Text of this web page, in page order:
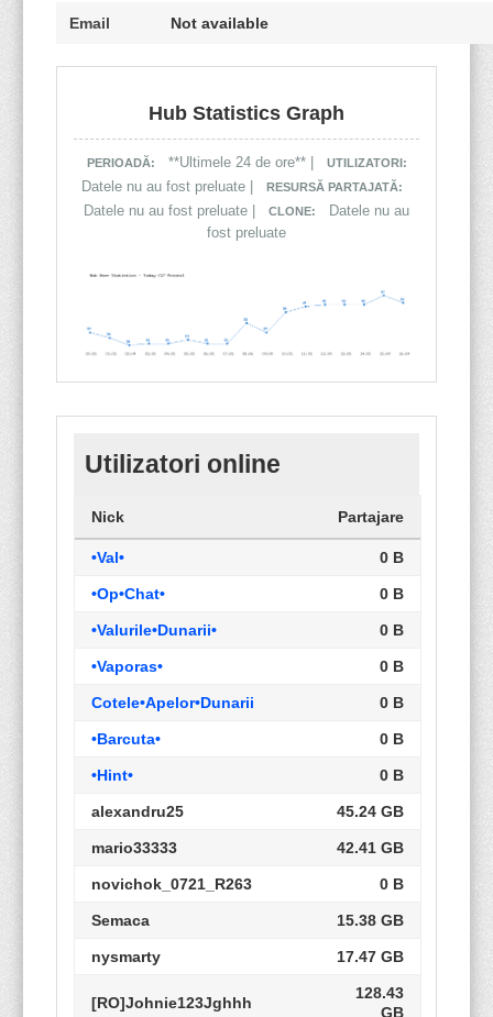
Email Not available
Hub Statistics Graph
PERIOADĂ: **Ultimele 24 de ore** | UTILIZATORI:
Datele nu au fost preluate | RESURSĂ PARTAJATĂ:
Datele nu au fost preluate | CLONE:
Datele nu au
fost preluate
Utilizatori online
Nick Partajare
•Val• 0 B
•Op•Chat• 0 B
•Valurile•Dunarii• 0 B
•Vaporas• 0 B
Cotele•Apelor•Dunarii 0 B
•Barcuta• 0 B
•Hint• 0 B
alexandru25 45.24 GB
mario33333 42.41 GB
novichok_0721_R263 0 B
Semaca 15.38 GB
nysmarty 17.47 GB
[RO]Johnie123Jghhh
128.43
GB